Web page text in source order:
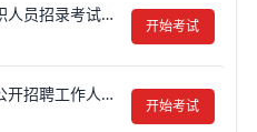
2021年吉林地区两级法院文职人员招录考试真题试卷及答案【含解析】
开始考试
2019年吉林省省直事业单位公开招聘工作人员《通用知识》真题试卷及答案【含解析】
开始考试